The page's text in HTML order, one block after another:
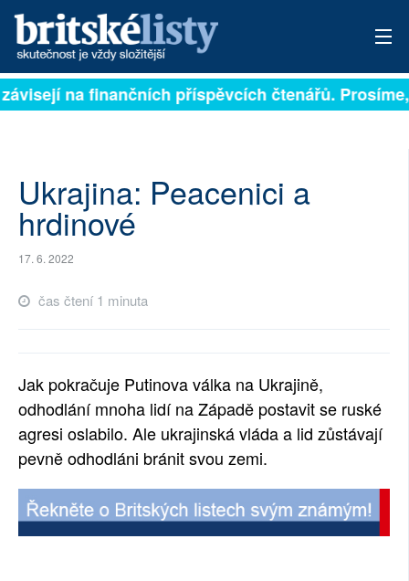
PŘIHLÁSIT
ARCHIV
ROZHOVORY
TÉMATA
NEJČTENĚJŠÍ ZA 7 DNÍ
PŘÍSPĚVKY NA PROVOZ
SOCIÁLNÍ SÍTĚ
RUBRIKY
PLNÁ VERZE STRÁNEK
na finančních příspěvcích čtenářů. Prosíme,
Ukrajina: Peacenici a
hrdinové
17. 6. 2022
čas čtení 1 minuta
Jak pokračuje Putinova válka na Ukrajině,
odhodlání mnoha lidí na Západě postavit se ruské
agresi oslabilo. Ale ukrajinská vláda a lid zůstávají
pevně odhodláni bránit svou zemi.